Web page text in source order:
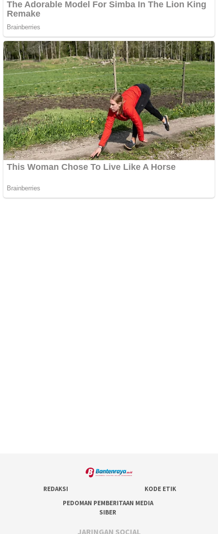
REDAKSI
KODE ETIK
PEDOMAN PEMBERITAAN MEDIA
SIBER
JARINGAN SOCIAL